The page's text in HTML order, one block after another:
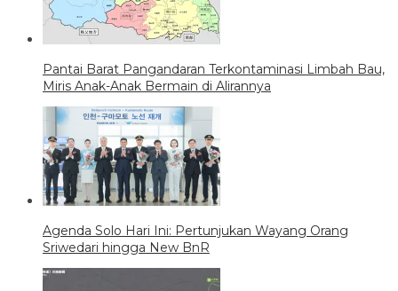
Pantai Barat Pangandaran Terkontaminasi Limbah Bau,
Miris Anak-Anak Bermain di Alirannya
Agenda Solo Hari Ini: Pertunjukan Wayang Orang
Sriwedari hingga New BnR